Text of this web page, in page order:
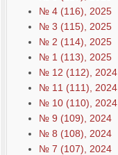
№ 4 (116), 2025
№ 3 (115), 2025
№ 2 (114), 2025
№ 1 (113), 2025
№ 12 (112), 2024
№ 11 (111), 2024
№ 10 (110), 2024
№ 9 (109), 2024
№ 8 (108), 2024
№ 7 (107), 2024